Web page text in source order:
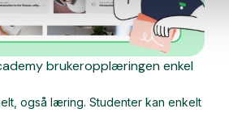
brukeropplæringen enkel
også læring. Studenter kan enkelt